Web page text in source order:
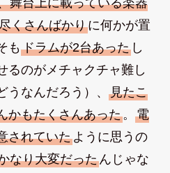
舞台上に載っている楽器
くさんばかりに何かが置
もドラムが2台あったし
るのがメチャクチャ難し
うなんだろう）、 見たこ
かもたくさんあった。 電
されていたように思うの
なり大変だったんじゃな